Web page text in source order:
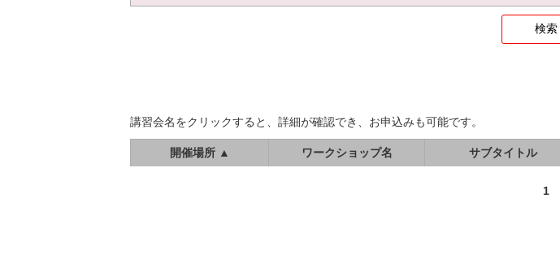
講習会名をクリックすると、詳細が確認でき、お申込みも可能です。
開催場所 ▲ ワークショップ名 サブタイトル
1